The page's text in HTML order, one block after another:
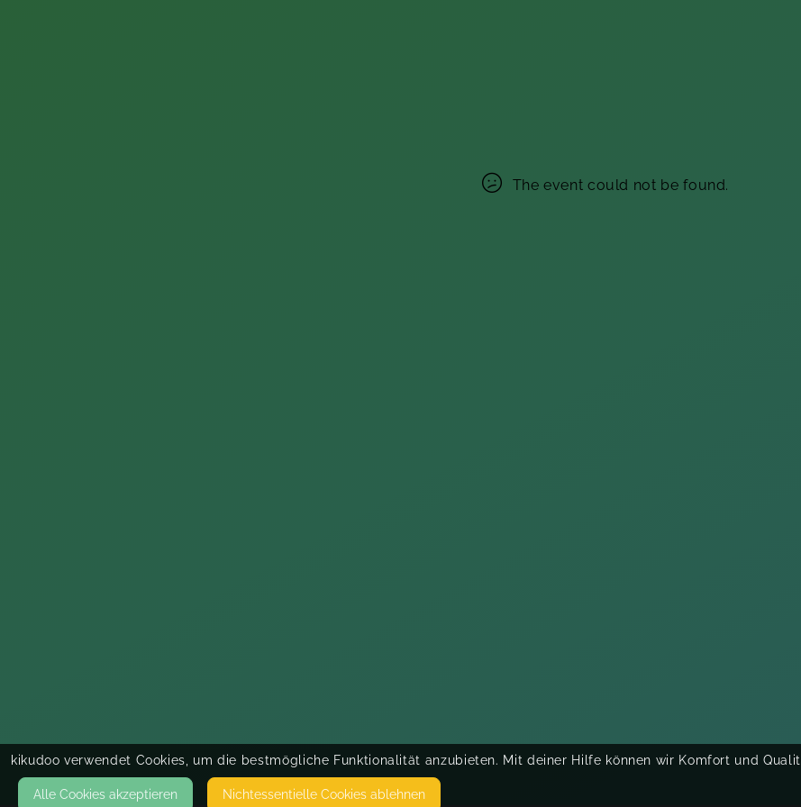
The event could not be found.
kikudoo verwendet Cookies, um die bestmögliche Funktionalität anzubieten. Mit deiner Hilfe können wir Komfort und
Alle Cookies akzeptieren Nicht­essentielle Cookies ablehnen